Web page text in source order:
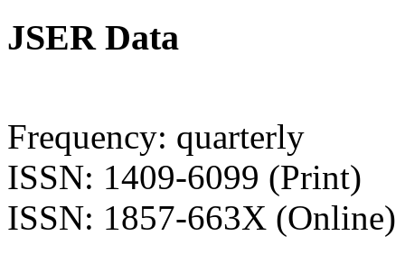
JSER Data
Frequency: quarterly
ISSN: 1409-6099 (Print)
ISSN: 1857-663X (Online)